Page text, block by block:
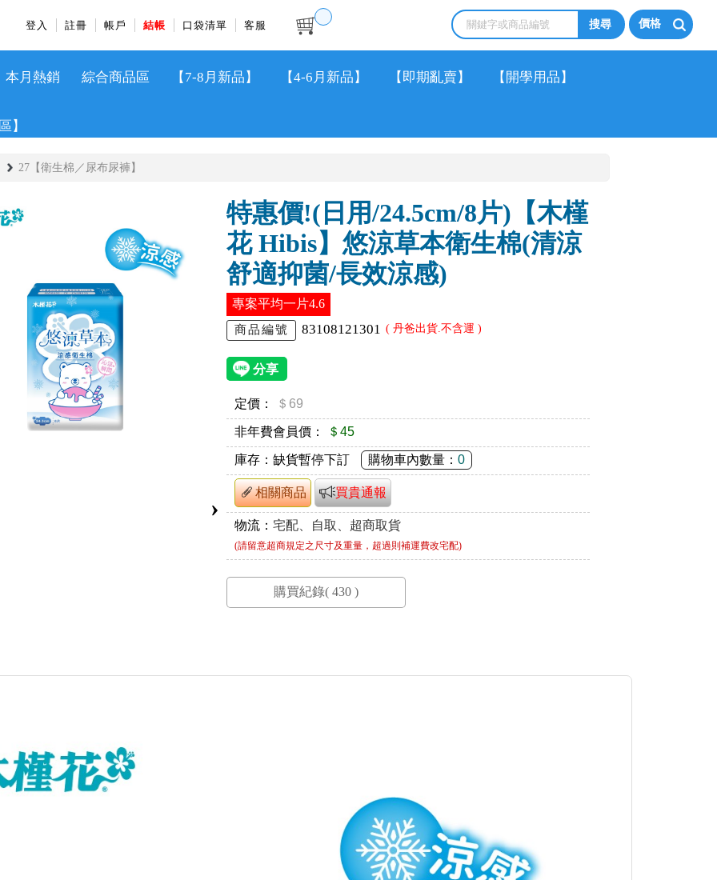
登入 註冊 帳戶 結帳 口袋清單 客服 價格
本月熱銷 綜合商品區 【7-8月新品】 【4-6月新品】 【即期亂賣】 【開學用品】
】
27【衛生棉／尿布尿褲】
›
特惠價!(日用/24.5cm/8片)【木槿
花 Hibis】悠涼草本衛生棉(清涼
舒適抑菌/長效涼感)
專案平均一片4.6
商品編號 83108121301 ( 丹爸出貨.不含運 )
定價： ＄69
非年費會員價： ＄45
庫存：缺貨暫停下訂 購物車內數量：0
相關商品 買貴通報
物流：宅配、自取、超商取貨
(請留意超商規定之尺寸及重量，超過則補運費改宅配)